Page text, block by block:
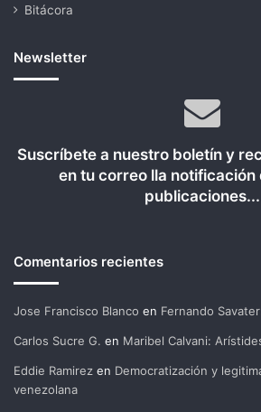
Bitácora
Newsletter
Suscríbete a nuestro boletín y
en tu correo lla notificación
publicaciones...
Comentarios recientes
Jose Francisco Blanco en Fernando
Carlos Sucre G. en Maribel Calvani:
Eddie Ramirez en Democratización y
venezolana